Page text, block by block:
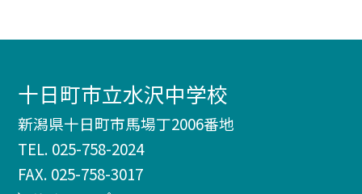
十日町市立水沢中学校
新潟県十日町市馬場丁2006番地
TEL. 025-758-2024
FAX. 025-758-3017